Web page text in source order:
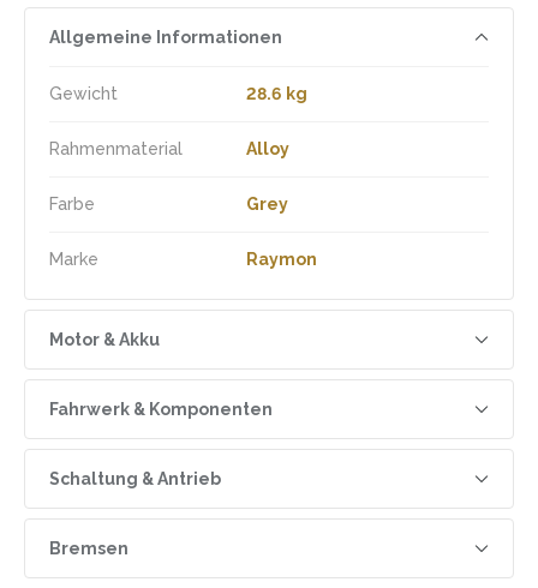
Allgemeine Informationen
Gewicht 28.6 kg
Rahmenmaterial Alloy
Farbe Grey
Marke Raymon
Motor & Akku
Geschwindigkeit 25 km/h
Motor Bosch Performance Line CX
Fahrwerk & Komponenten
Rahmenform Wave
Gabel RockShox Recon Gold RL
Schaltung & Antrieb
Hinterer Umwerfer
Bremsen